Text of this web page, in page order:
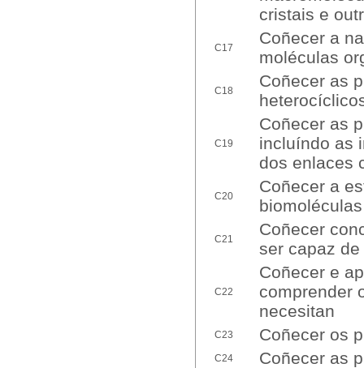
cristais e
C17
Coñecer a
moléculas
C18
Coñecer as
C19
Coñecer as
incluíndo as
dos enlaces
C20
Coñecer a
C21
Coñecer
ser capaz
C22
Coñecer e
comprender
necesitan
C23 Coñecer os
C24 Coñecer as